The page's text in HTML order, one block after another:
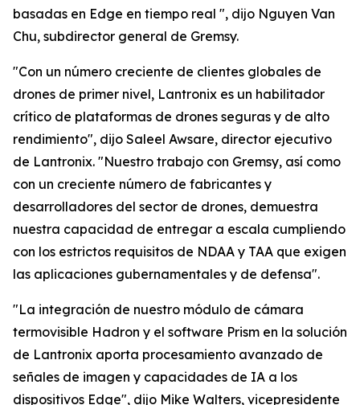
basadas en Edge en tiempo real ", dijo Nguyen Van
Chu, subdirector general de Gremsy.
"Con un número creciente de clientes globales de
drones de primer nivel, Lantronix es un habilitador
crítico de plataformas de drones seguras y de alto
rendimiento", dijo Saleel Awsare, director ejecutivo
de Lantronix. "Nuestro trabajo con Gremsy, así como
con un creciente número de fabricantes y
desarrolladores del sector de drones, demuestra
nuestra capacidad de entregar a escala cumpliendo
con los estrictos requisitos de NDAA y TAA que exigen
las aplicaciones gubernamentales y de defensa".
"La integración de nuestro módulo de cámara
termovisible Hadron y el software Prism en la solución
de Lantronix aporta procesamiento avanzado de
señales de imagen y capacidades de IA a los
dispositivos Edge", dijo Mike Walters, vicepresidente